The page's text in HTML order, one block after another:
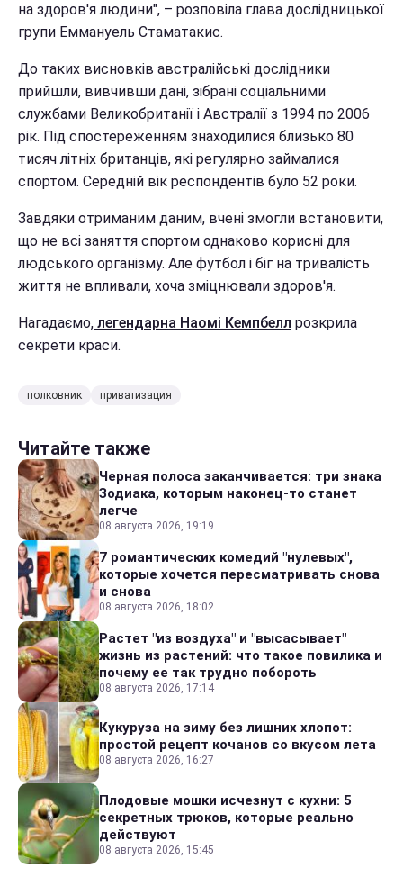
на здоров'я людини", – розповіла глава дослідницької
групи Еммануель Стаматакис.
До таких висновків австралійські дослідники
прийшли, вивчивши дані, зібрані соціальними
службами Великобританії і Австралії з 1994 по 2006
рік. Під спостереженням знаходилися близько 80
тисяч літніх британців, які регулярно займалися
спортом. Середній вік респондентів було 52 роки.
Завдяки отриманим даним, вчені змогли встановити,
що не всі заняття спортом однаково корисні для
людського організму. Але футбол і біг на тривалість
життя не впливали, хоча зміцнювали здоров'я.
Нагадаємо, легендарна Наомі Кемпбелл розкрила
секрети краси.
полковник приватизация
Читайте также
Черная полоса заканчивается: три знака
Зодиака, которым наконец-то станет
легче
08 августа 2026, 19:19
7 романтических комедий "нулевых",
которые хочется пересматривать снова
и снова
08 августа 2026, 18:02
Растет "из воздуха" и "высасывает"
жизнь из растений: что такое повилика и
почему ее так трудно побороть
08 августа 2026, 17:14
Кукуруза на зиму без лишних хлопот:
простой рецепт кочанов со вкусом лета
08 августа 2026, 16:27
Плодовые мошки исчезнут с кухни: 5
секретных трюков, которые реально
действуют
08 августа 2026, 15:45